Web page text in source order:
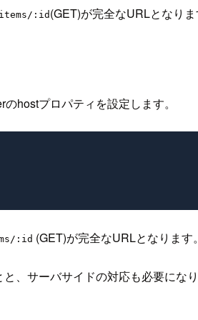
:id(GET)が完全なURLとなりま
hostプロパティを設定します。
:id (GET)が完全なURLとなります。
、サーバサイドの対応も必要になり